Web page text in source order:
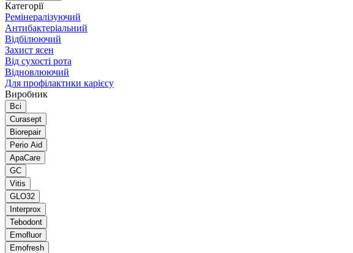
Категорії
Ремінералізуючий
Антибактеріальний
Відбілюючий
Захист ясен
Від сухості рота
Відновлюючий
Для профілактики карієсу
Виробник
Всі
Curasept
Biorepair
Perio Aid
ApaCare
GC
Vitis
GLO32
Interprox
Tebodont
Emofluor
Emofresh